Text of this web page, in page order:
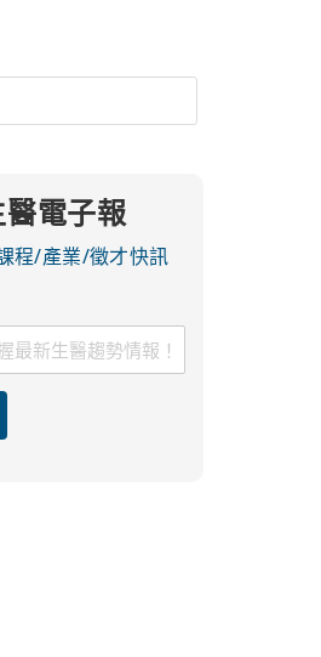
電子報
程/產業/徵才快訊